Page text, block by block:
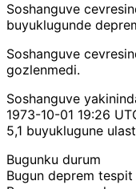
Soshanguve
buyuklugunde
Soshanguve
gozlenmedi.
Soshanguve
1973-10-01 19:26
5,1 buyuklugune
Bugunku durum
Bugun deprem